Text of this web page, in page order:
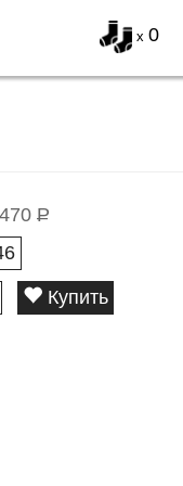
x 0
470 Р
Купить